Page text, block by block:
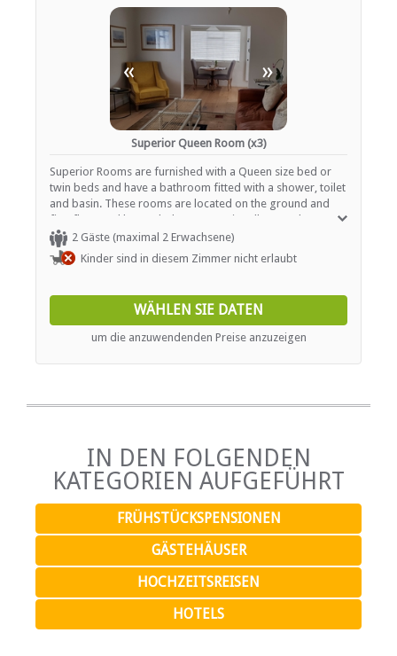
« »
Superior Queen Room (x3)
Superior Rooms are furnished with a Queen size bed or
twin beds and have a bathroom fitted with a shower, toilet
and basin. These rooms are located on the ground and
first floor and have a balcony or patio. All rooms have a
mini fridge, satellite TV, tea / coffee facilities and air-
conditioning (heating and cooling).
2 Gäste (maximal 2 Erwachsene)
Kinder sind in diesem Zimmer nicht erlaubt
WÄHLEN SIE DATEN
um die anzuwendenden Preise anzuzeigen
IN DEN FOLGENDEN
KATEGORIEN AUFGEFÜHRT
FRÜHSTÜCKSPENSIONEN
GÄSTEHÄUSER
HOCHZEITSREISEN
HOTELS